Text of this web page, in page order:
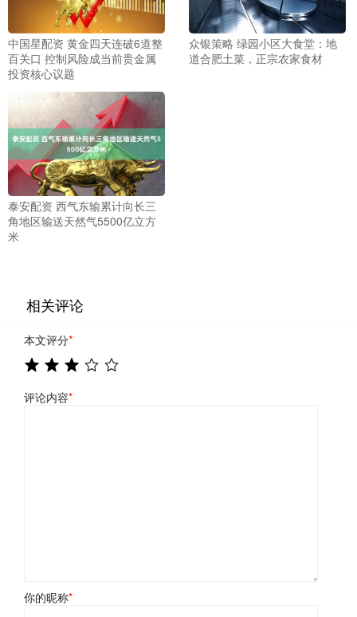
中国星配资 黄金四天连破6道整
百关口 控制风险成当前贵金属
投资核心议题
众银策略 绿园小区大食堂：地
道合肥土菜，正宗农家食材
泰安配资 西气东输累计向长三
角地区输送天然气5500亿立方
米
相关评论
本文评分*
评论内容*
你的昵称*